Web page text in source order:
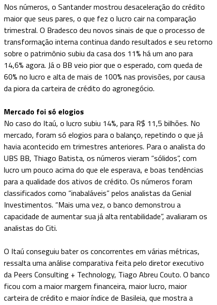
Nos números, o Santander mostrou desaceleração do crédito
maior que seus pares, o que fez o lucro cair na comparação
trimestral. O Bradesco deu novos sinais de que o processo de
transformação interna continua dando resultados e seu retorno
sobre o patrimônio subiu da casa dos 11% há um ano para
14,6% agora. Já o BB veio pior que o esperado, com queda de
60% no lucro e alta de mais de 100% nas provisões, por causa
da piora da carteira de crédito do agronegócio.
Mercado foi só elogios
No caso do Itaú, o lucro subiu 14%, para R$ 11,5 bilhões. No
mercado, foram só elogios para o balanço, repetindo o que já
havia acontecido em trimestres anteriores. Para o analista do
UBS BB, Thiago Batista, os números vieram “sólidos”, com
lucro um pouco acima do que ele esperava, e boas tendências
para a qualidade dos ativos de crédito. Os números foram
classificados como “inabaláveis” pelos analistas da Genial
Investimentos. “Mais uma vez, o banco demonstrou a
capacidade de aumentar sua já alta rentabilidade”, avaliaram os
analistas do Citi.
O Itaú conseguiu bater os concorrentes em várias métricas,
ressalta uma análise comparativa feita pelo diretor executivo
da Peers Consulting + Technology, Tiago Abreu Couto. O banco
ficou com a maior margem financeira, maior lucro, maior
carteira de crédito e maior índice de Basileia, que mostra a